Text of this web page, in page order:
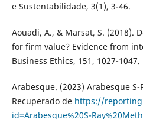
e Sustentabilidade, 3(1), 3-46.
Aouadi, A., & Marsat, S. (2018).
for firm value? Evidence from
Business Ethics, 151, 1027-1047.
Arabesque. (2023) Arabesque S-
Recuperado de https://
id=Arabesque%20S-